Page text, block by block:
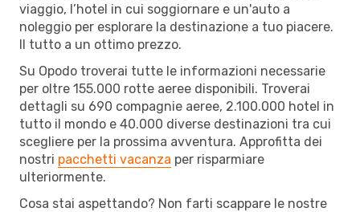
viaggio, l’hotel in cui soggiornare e un'auto a
noleggio per esplorare la destinazione a tuo piacere.
Il tutto a un ottimo prezzo.
Su Opodo troverai tutte le informazioni necessarie
per oltre 155.000 rotte aeree disponibili. Troverai
dettagli su 690 compagnie aeree, 2.100.000 hotel in
tutto il mondo e 40.000 diverse destinazioni tra cui
scegliere per la prossima avventura. Approfitta dei
nostri pacchetti vacanza per risparmiare
ulteriormente.
Cosa stai aspettando? Non farti scappare le nostre